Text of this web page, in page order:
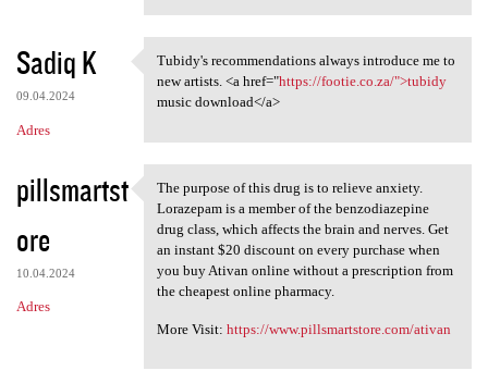
Sadiq K
09.04.2024
Adres
Tubidy's recommendations
Tubidy's recommendations always introduce me to
new artists. <a href="https://footie.co.za/">tubidy
music download</a>
pillsmartst
ore
10.04.2024
Adres
The purpose of this drug is
The purpose of this drug is to relieve anxiety.
Lorazepam is a member of the benzodiazepine
drug class, which affects the brain and nerves. Get
an instant $20 discount on every purchase when
you buy Ativan online without a prescription from
the cheapest online pharmacy.
More Visit: https://www.pillsmartstore.com/ativan